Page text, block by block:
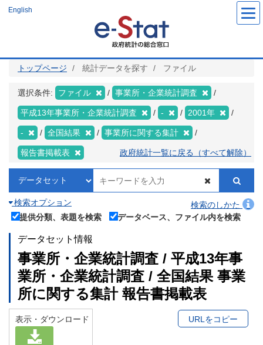
ツ
English
トップページ 統計データを探す ファイル
選択条件: ファイル 事業所・企業統計調査
平成13年事業所・企業統計調査 - 2001年
- 全国結果 事業所に関する集計
報告書掲載表 政府統計一覧に戻る（すべて解除）
検索オプション
検索のしかた
提供分類、表題を検索
データベース、ファイル内を検索
データセット情報
事業所・企業統計調査 / 平成13年事
業所・企業統計調査 / 全国結果 事業
所に関する集計 報告書掲載表
表示・ダウンロード URLをコピー